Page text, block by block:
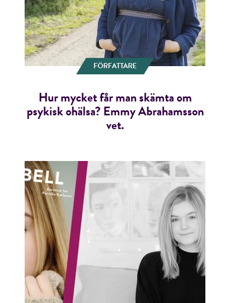
FÖRFATTARE
Hur mycket får man skämta om
psykisk ohälsa? Emmy Abrahamsson
vet.